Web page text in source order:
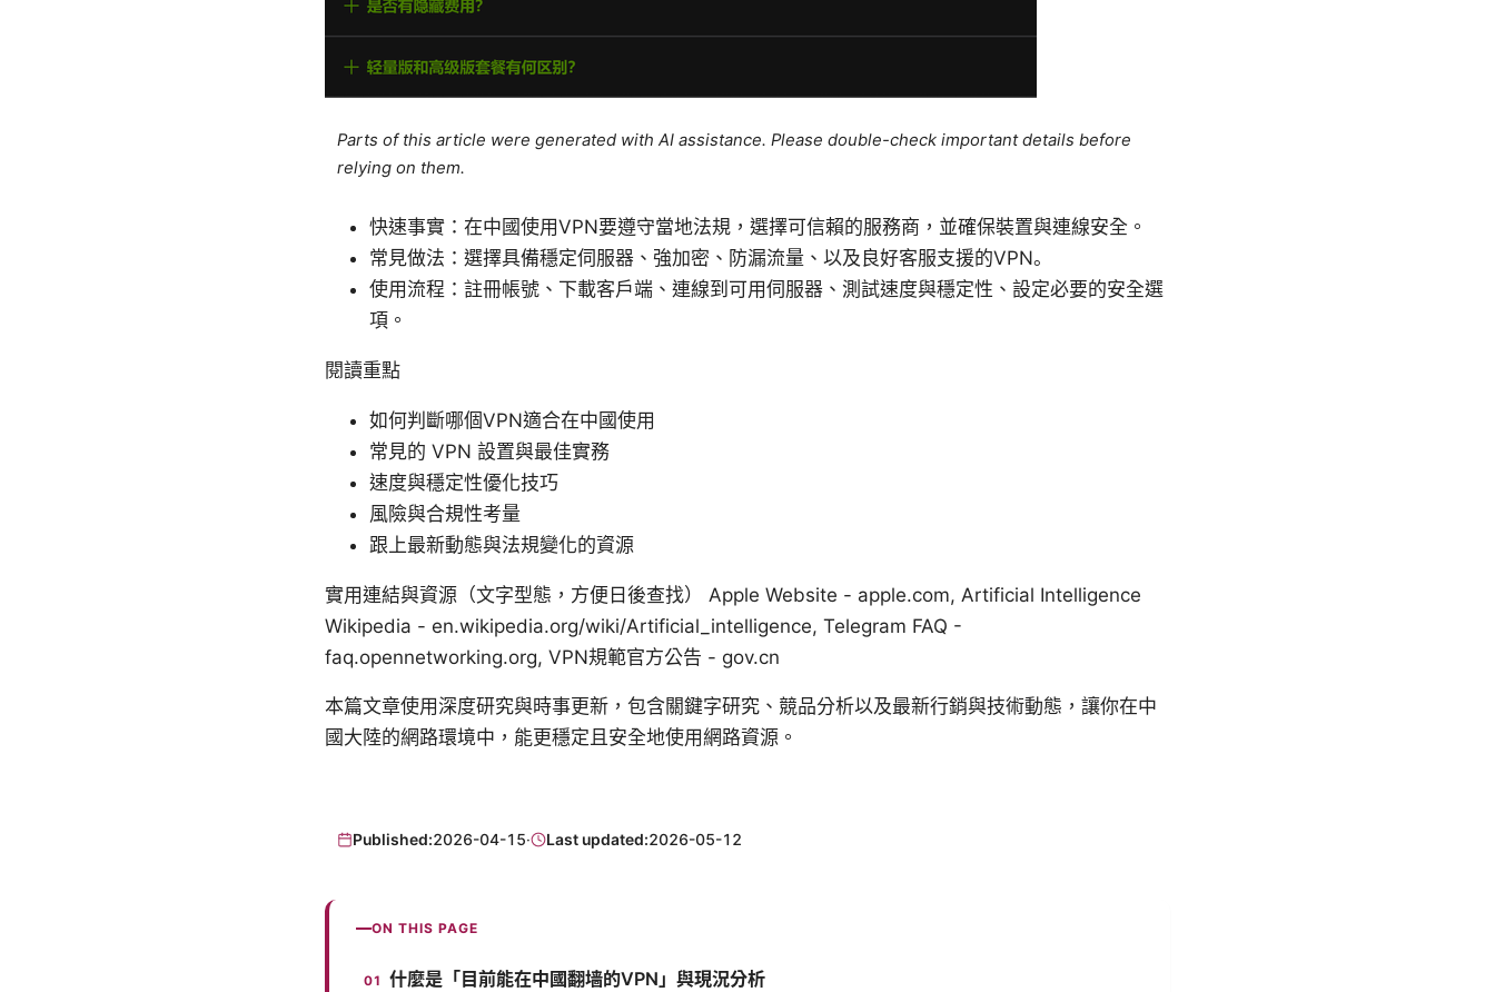
Parts of this article were generated with AI assistance. Please double-check important details before
relying on them.
快速事實：在中國使用VPN要遵守當地法規，選擇可信賴的服務商，並確保裝置與連線安全。
常見做法：選擇具備穩定伺服器、強加密、防漏流量、以及良好客服支援的VPN。
使用流程：註冊帳號、下載客戶端、連線到可用伺服器、測試速度與穩定性、設定必要的安全選
項。
閱讀重點
如何判斷哪個VPN適合在中國使用
常見的 VPN 設置與最佳實務
速度與穩定性優化技巧
風險與合規性考量
跟上最新動態與法規變化的資源
實用連結與資源（文字型態，方便日後查找） Apple Website - apple.com, Artificial Intelligence
Wikipedia - en.wikipedia.org/wiki/Artificial_intelligence, Telegram FAQ -
faq.opennetworking.org, VPN規範官方公告 - gov.cn
本篇文章使用深度研究與時事更新，包含關鍵字研究、競品分析以及最新行銷與技術動態，讓你在中
國大陸的網路環境中，能更穩定且安全地使用網路資源。
Published:2026-04-15· Last updated:2026-05-12
ON THIS PAGE
什麼是「目前能在中國翻墙的VPN」與現況分析